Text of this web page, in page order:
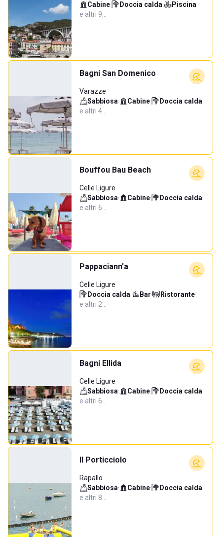
Cabine· Doccia calda· Piscina·
e altri 9…
Bagni San Domenico
Varazze
Sabbiosa· Cabine· Doccia calda·
e altri 4…
Bouffou Bau Beach
Celle Ligure
Sabbiosa· Cabine· Doccia calda·
e altri 6…
Pappaciann'a
Celle Ligure
Doccia calda· Bar· Ristorante·
e altri 2…
Bagni Ellida
Celle Ligure
Sabbiosa· Cabine· Doccia calda·
e altri 6…
Il Porticciolo
Rapallo
Sabbiosa· Cabine· Doccia calda·
e altri 8…